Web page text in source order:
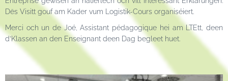
Dës Visitt gouf am Kader vum Logistik-Cours organiséiert.
Merci och un de Joé, Assistant pédagogique hei am LTEtt, deen
d’Klassen an den Enseignant deen Dag begleet huet.